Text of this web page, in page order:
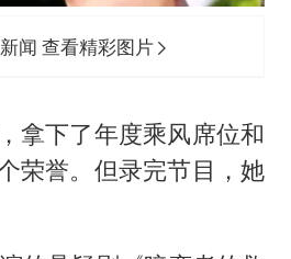
闻 查看精彩图片
拿下了年度乘风席位和
荣誉。但录完节目，她